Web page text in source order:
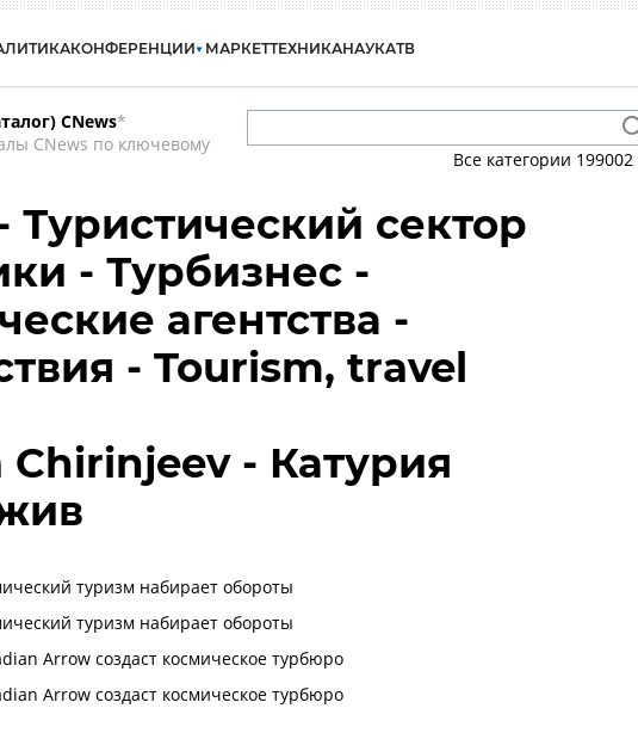
КОНФЕРЕНЦИИ МАРКЕТТЕХНИКАНАУКАТВ
CNews*
CNews по ключевому
Все категории 199002
Туристический сектор
- Турбизнес -
агентства -
- Tourism, travel
- Катурия
туризм набирает обороты
туризм набирает обороты
Arrow создаст космическое турбюро
Arrow создаст космическое турбюро